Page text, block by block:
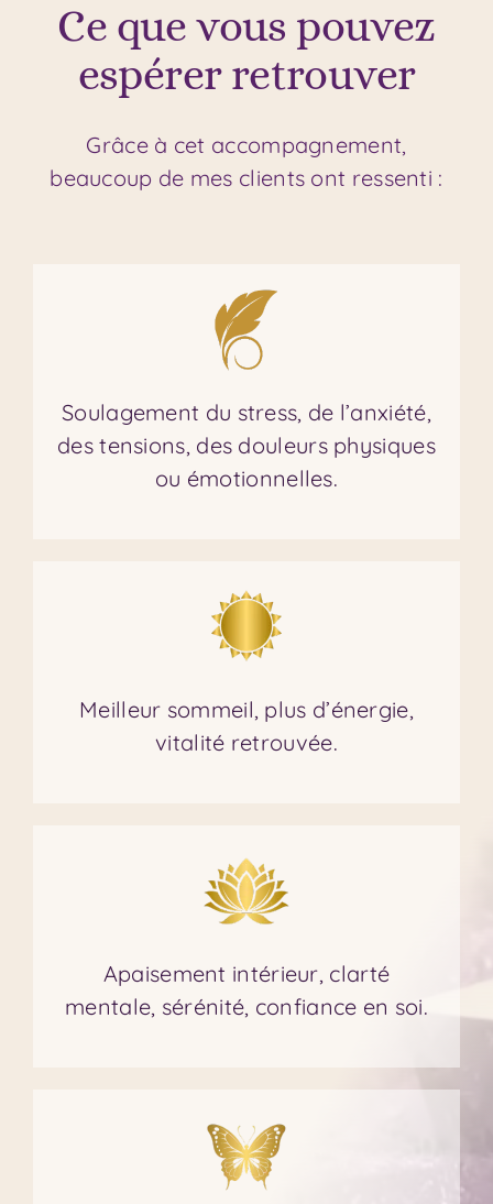
Ce que vous pouvez
espérer retrouver
Grâce à cet accompagnement,
beaucoup de mes clients ont ressenti :
Soulagement du stress, de l’anxiété,
des tensions, des douleurs physiques
ou émotionnelles.
Meilleur sommeil, plus d’énergie,
vitalité retrouvée.
Apaisement intérieur, clarté
mentale, sérénité, confiance en soi.